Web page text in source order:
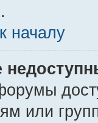
началу
или